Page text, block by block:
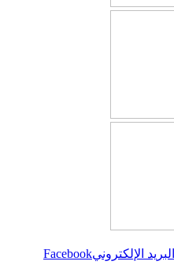
البريد الإلكترونيFacebook